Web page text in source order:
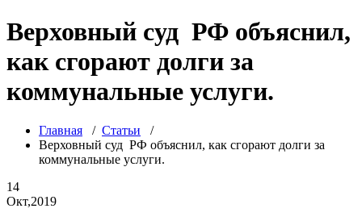
Верховный суд РФ объяснил,
как сгорают долги за
коммунальные услуги.
Главная / Статьи /
Верховный суд РФ объяснил, как сгорают долги за
коммунальные услуги.
14
Окт,2019